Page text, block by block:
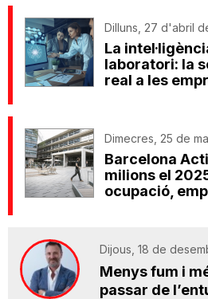
Dilluns, 27 d'abril
La
laboratori: la
real a les
Dimecres, 25 de
Barcelona
milions el
ocupació,
Dijous, 18 de
Menys fum i
passar de